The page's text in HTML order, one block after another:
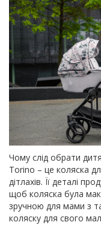
Чому слід обрати
Torino – це коляска
дітлахів. Її деталі
щоб коляска була
зручною для мами з
коляску для свого